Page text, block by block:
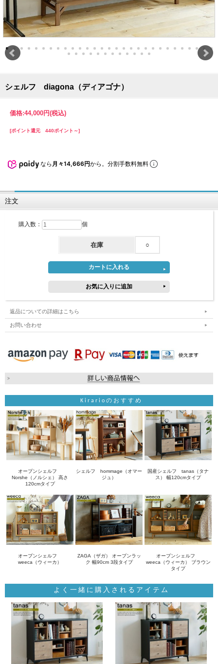
シェルフ diagona（ディアゴナ）
価格:44,000円(税込)
[ポイント還元 440ポイント～]
なら 月々14,666円から。分割手数料無料
注文
購入数： 個
在庫 ○
返品についての詳細はこちら
お問い合わせ
Kirarioのおすすめ
オープンシェルフ
Norshe（ノルシェ） 高さ
120cmタイプ
シェルフ hommage（オマー
ジュ）
国産シェルフ tanas（タナ
ス） 幅120cmタイプ
オープンシェルフ
weeca（ウィーカ）
ZAGA（ザガ） オープンラッ
ク 幅90cm 3段タイプ
オープンシェルフ
weeca（ウィーカ） ブラウン
タイプ
よく一緒に購入されるアイテム